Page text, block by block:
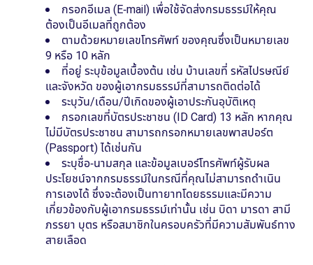
กรอกอีเมล (E-mail) เพื่อใช้จัดส่งกรมธรรม์ให้คุณ
ต้องเป็นอีเมลที่ถูกต้อง
ตามด้วยหมายเลขโทรศัพท์ ของคุณซึ่งเป็นหมายเลข
9 หรือ 10 หลัก
ที่อยู่ ระบุข้อมูลเบื้องต้น เช่น บ้านเลขที่ รหัสไปรษณีย์
และจังหวัด ของผู้เอากรมธรรม์ที่สามารถติดต่อได้
ระบุวัน/เดือน/ปีเกิดของผู้เอาประกันอุบัติเหตุ
กรอกเลขที่บัตรประชาชน (ID Card) 13 หลัก หากคุณ
ไม่มีบัตรประชาชน สามารถกรอกหมายเลขพาสปอร์ต
(Passport) ได้เช่นกัน
ระบุชื่อ-นามสกุล และข้อมูลเบอร์โทรศัพท์ผู้รับผล
ประโยชน์จากกรมธรรม์ในกรณีที่คุณไม่สามารถดำเนิน
การเองได้ ซึ่งจะต้องเป็นทายาทโดยธรรมและมีความ
เกี่ยวข้องกับผู้เอากรมธรรม์เท่านั้น เช่น บิดา มารดา สามี
ภรรยา บุตร หรือสมาชิกในครอบครัวที่มีความสัมพันธ์ทาง
สายเลือด